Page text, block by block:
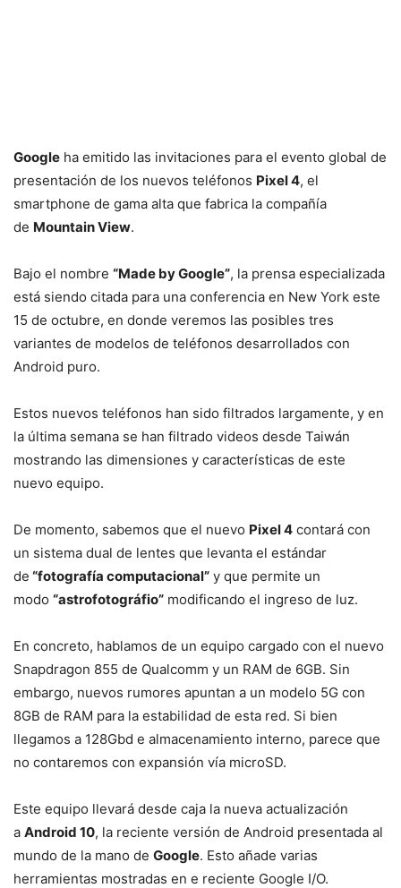
Google ha emitido las invitaciones para el evento global de
presentación de los nuevos teléfonos Pixel 4, el
smartphone de gama alta que fabrica la compañía
de Mountain View.
Bajo el nombre “Made by Google”, la prensa especializada
está siendo citada para una conferencia en New York este
15 de octubre, en donde veremos las posibles tres
variantes de modelos de teléfonos desarrollados con
Android puro.
Estos nuevos teléfonos han sido filtrados largamente, y en
la última semana se han filtrado videos desde Taiwán
mostrando las dimensiones y características de este
nuevo equipo.
De momento, sabemos que el nuevo Pixel 4 contará con
un sistema dual de lentes que levanta el estándar
de “fotografía computacional” y que permite un
modo “astrofotográfio” modificando el ingreso de luz.
En concreto, hablamos de un equipo cargado con el nuevo
Snapdragon 855 de Qualcomm y un RAM de 6GB. Sin
embargo, nuevos rumores apuntan a un modelo 5G con
8GB de RAM para la estabilidad de esta red. Si bien
llegamos a 128Gbd e almacenamiento interno, parece que
no contaremos con expansión vía microSD.
Este equipo llevará desde caja la nueva actualización
a Android 10, la reciente versión de Android presentada al
mundo de la mano de Google. Esto añade varias
herramientas mostradas en e reciente Google I/O.